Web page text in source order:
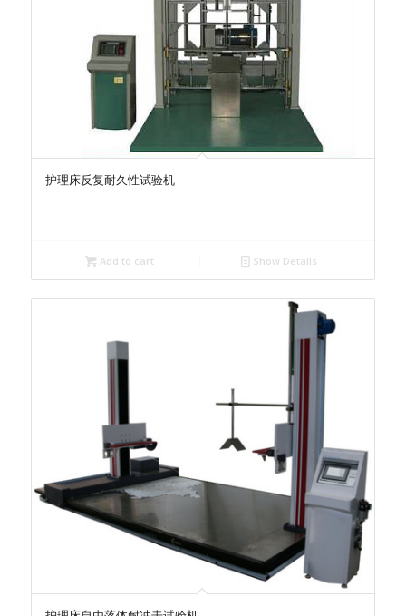
护理床反复耐久性试验机
Add to cart Show Details